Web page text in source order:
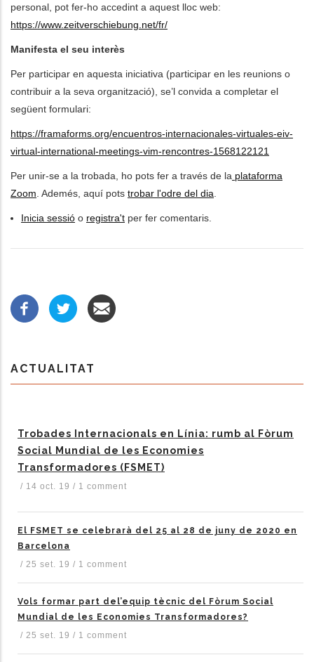
personal, pot fer-ho accedint a aquest lloc web:
https://www.zeitverschiebung.net/fr/
Manifesta el seu interès
Per participar en aquesta iniciativa (participar en les reunions o
contribuir a la seva organització), se’l convida a completar el
següent formulari:
https://framaforms.org/encuentros-internacionales-virtuales-eiv-
virtual-international-meetings-vim-rencontres-1568122121
Per unir-se a la trobada, ho pots fer a través de la plataforma
Zoom . Ademés, aquí pots trobar l'odre del dia
Inicia sessió o registra't per fer comentaris.
ACTUALITAT
Trobades Internacionals en Línia: rumb al Fòrum
Social Mundial de les Economies
Transformadores (FSMET)
/ 14 oct. 19 / 1 comment
El FSMET se celebrarà del 25 al 28 de juny de 2020 en
Barcelona
/ 25 set. 19 / 1 comment
Vols formar part del’equip tècnic del Fòrum Social
Mundial de les Economies Transformadores?
/ 25 set. 19 / 1 comment